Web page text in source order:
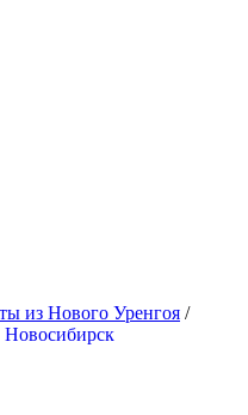
из Нового Уренгоя /
Новосибирск